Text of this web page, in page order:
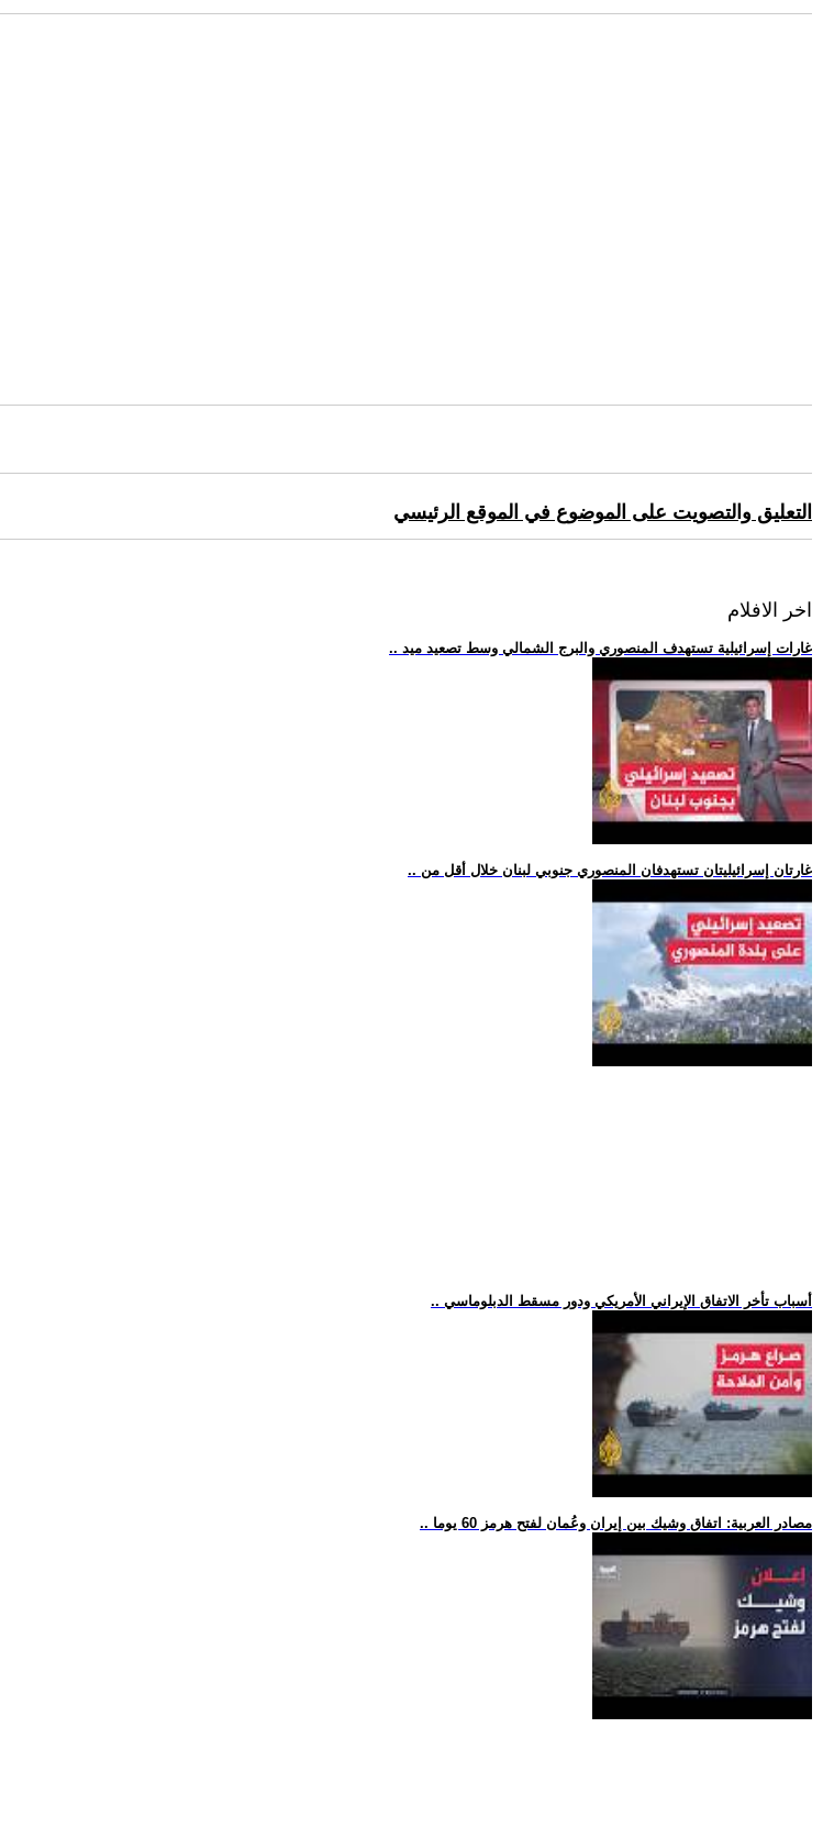
التعليق والتصويت على الموضوع في الموقع الرئيسي
اخر الافلام
.. غارات إسرائيلية تستهدف المنصوري والبرج الشمالي وسط تصعيد ميد
.. غارتان إسرائيليتان تستهدفان المنصوري جنوبي لبنان خلال أقل من
.. أسباب تأخر الاتفاق الإيراني الأمريكي ودور مسقط الدبلوماسي
.. مصادر العربية: اتفاق وشيك بين إيران وعُمان لفتح هرمز 60 يوما